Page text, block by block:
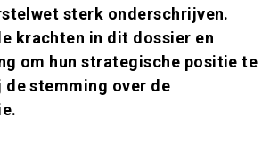
sterk onderschrijven.
krachten in dit dossier en
om hun strategische positie te
stemming over de